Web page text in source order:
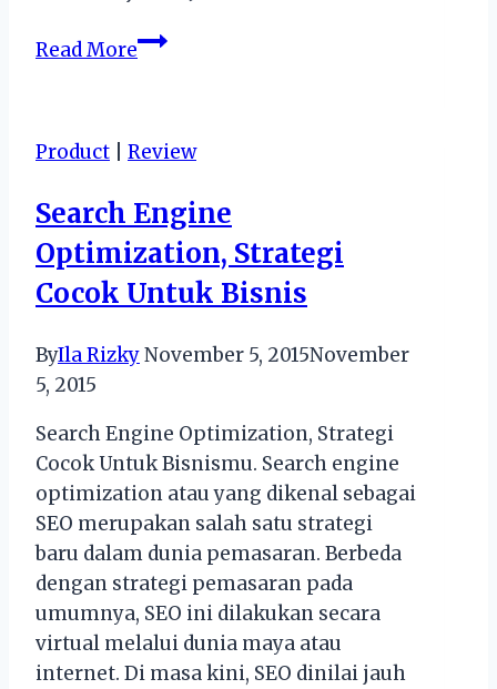
Read MoreRumah
yang
Sekali
Product Review
Search Engine
Optimization, Strategi
Cocok Untuk Bisnis
ByIla RizkyNovember 5, 2015November
5, 2015
Search Engine Optimization, Strategi
Cocok Untuk Bisnismu. Search engine
optimization atau yang dikenal sebagai
SEO merupakan salah satu strategi
baru dalam dunia pemasaran. Berbeda
dengan strategi pemasaran pada
umumnya, SEO ini dilakukan secara
virtual melalui dunia maya atau
internet. Di masa kini, SEO dinilai jauh